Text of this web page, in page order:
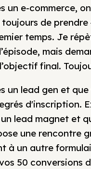
un e-commerce,
de prendre
temps. Je
mais
final.
un lead gen et
d'inscription.
un lead magnet et
une rencontre
à un autre
50 conversions